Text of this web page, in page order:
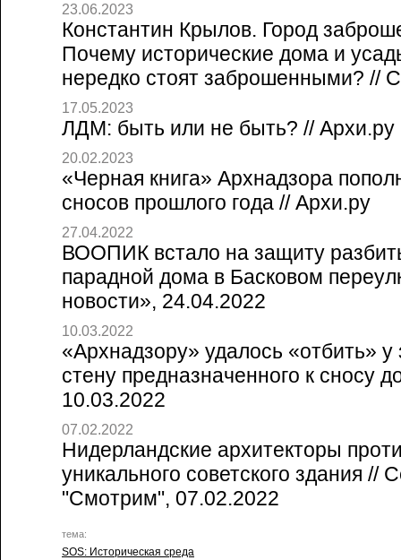
23.06.2023
Константин Крылов. Город
Почему исторические дома и
нередко стоят заброшенными? //
17.05.2023
ЛДМ: быть или не быть? // Архи.ру
20.02.2023
«Черная книга» Архнадзора
сносов прошлого года // Архи.ру
27.04.2022
ВООПИК встало на защиту
парадной дома в Басковом
новости», 24.04.2022
10.03.2022
«Архнадзору» удалось «отбить»
стену предназначенного к сносу
10.03.2022
07.02.2022
Нидерландские архитекторы
уникального советского здания //
"Смотрим", 07.02.2022
тема:
SOS: Историческая среда